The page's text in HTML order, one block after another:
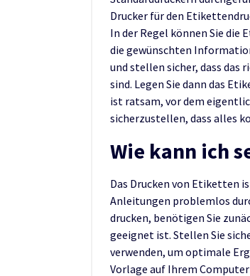
Drucker für den
In der Regel können Sie
die gewünschten
und stellen sicher, dass
sind. Legen Sie dann das
ist ratsam, vor dem
sicherzustellen, dass alles
Wie kann ich
Das Drucken von Etiketten
Anleitungen problemlos
drucken, benötigen Sie
geeignet ist. Stellen Sie
verwenden, um optimale
Vorlage auf Ihrem Computer